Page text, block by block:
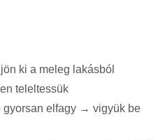
ki a meleg lakásból
teleltessük
gyorsan elfagy → vigyük be